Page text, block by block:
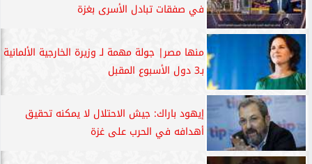
في صفقات تبادل الأسرى بغزة
منها مصر| جولة مهمة لـ وزيرة الخارجية الألمانية
بـ3 دول الأسبوع المقبل
إيهود باراك: جيش الاحتلال لا يمكنه تحقيق
أهدافه في الحرب على غزة